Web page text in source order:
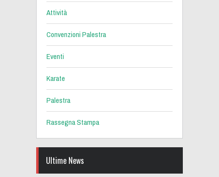
Attività
Convenzioni Palestra
Eventi
Karate
Palestra
Rassegna Stampa
Ultime News